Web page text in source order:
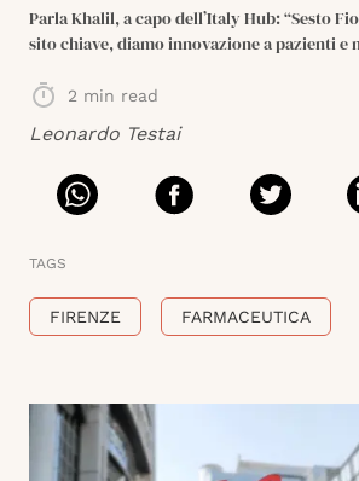
Parla Khalil, a capo dell’Italy Hub: “Sesto
sito chiave, diamo innovazione a pazienti e
2 min read
Leonardo Testai
TAGS
FIRENZE FARMACEUTICA